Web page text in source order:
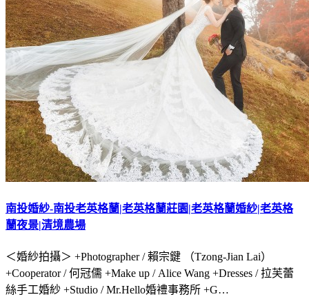
南投婚紗-南投老英格蘭|老英格蘭莊園|老英格蘭婚紗|老英格
蘭夜景|清境農場
＜婚紗拍攝＞ +Photographer / 賴宗鍵 （Tzong-Jian Lai）
+Cooperator / 何冠儒 +Make up / Alice Wang +Dresses / 拉芙蕾
絲手工婚紗 +Studio / Mr.Hello婚禮事務所 +G…